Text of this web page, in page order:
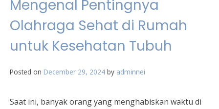
Mengenal Pentingnya
Olahraga Sehat di Rumah
untuk Kesehatan Tubuh
Posted on December 29, 2024 by adminnei
Saat ini, banyak orang yang menghabiskan waktu di